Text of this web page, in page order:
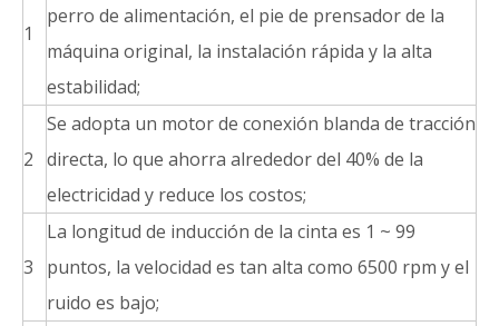
1
perro de alimentación, el pie de prensador de la
máquina original, la instalación rápida y la alta
estabilidad;
2
Se adopta un motor de conexión blanda de tracción
directa, lo que ahorra alrededor del 40% de la
electricidad y reduce los costos;
3
La longitud de inducción de la cinta es 1 ~ 99
puntos, la velocidad es tan alta como 6500 rpm y el
ruido es bajo;